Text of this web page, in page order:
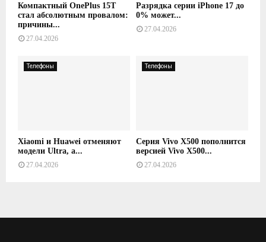
Компактный OnePlus 15T
стал абсолютным провалом:
причины...
27.04.2026
Разрядка серии iPhone 17 до
0% может...
27.04.2026
Телефоны
Xiaomi и Huawei отменяют
модели Ultra, а...
27.04.2026
Телефоны
Серия Vivo X500 пополнится
версией Vivo X500...
27.04.2026